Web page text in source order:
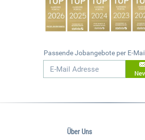
Passende Jobangebote per E-
Über Uns